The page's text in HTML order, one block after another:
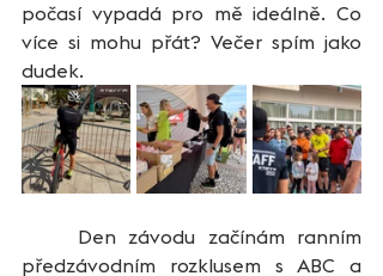
počasí vypadá pro mě ideálně. Co
více si mohu přát? Večer spím jako
dudek.
předzávodním rozklusem s ABC a